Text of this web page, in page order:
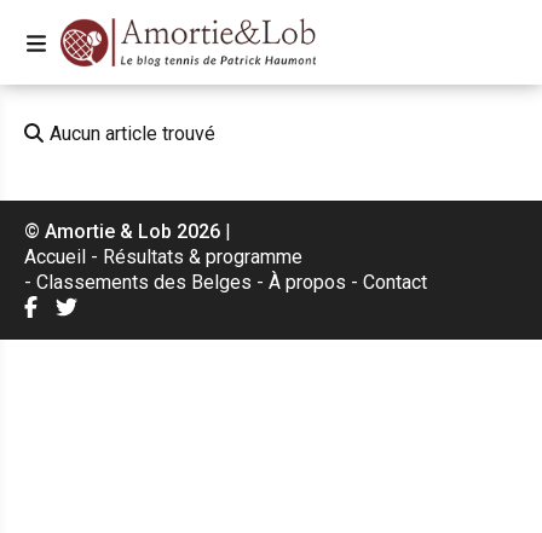
Aucun article trouvé
© Amortie & Lob 2026 |
Accueil
Résultats & programme
Classements des Belges
À propos Contact